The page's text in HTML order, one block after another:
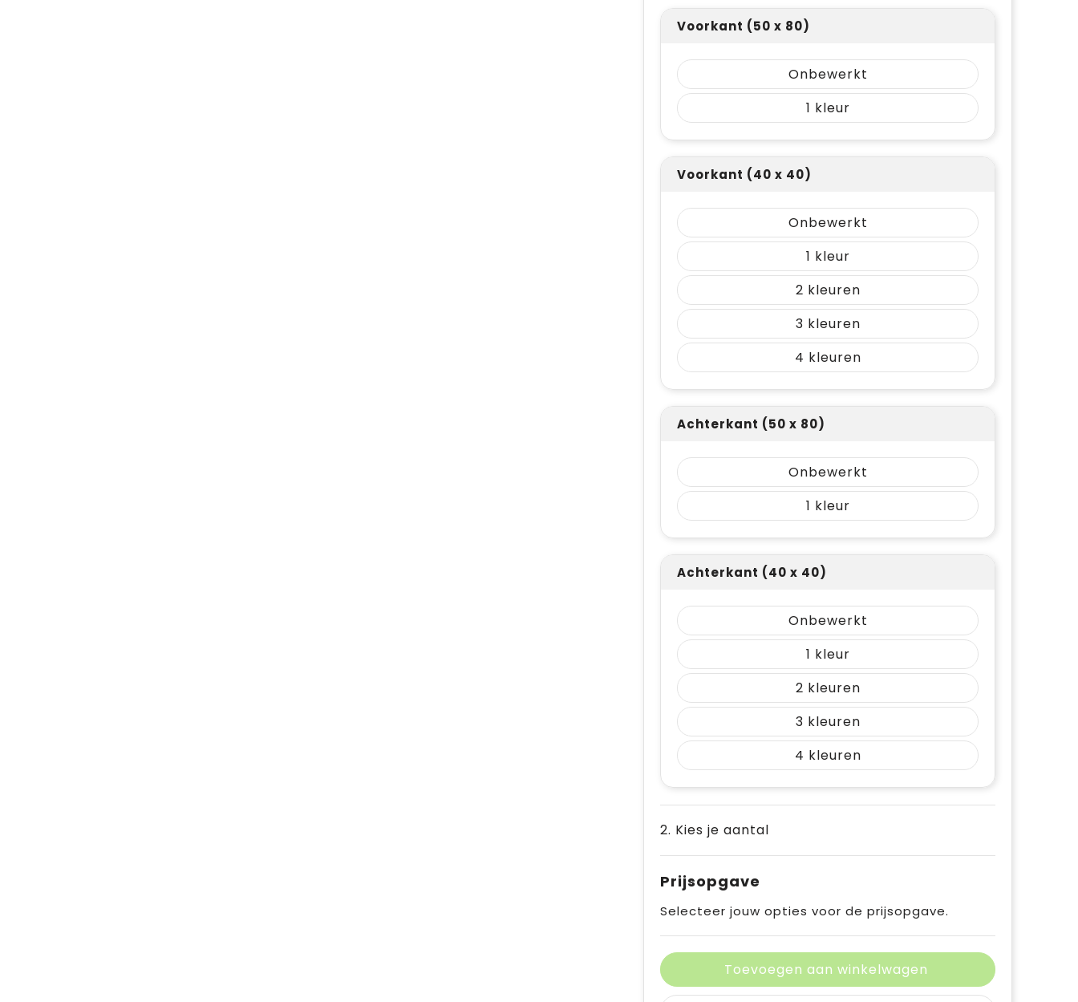
Voorkant (50 x 80)
Onbewerkt
1
Voorkant (40 x 40)
Onbewerkt
1
2
3
4
Achterkant (50 x 80)
Onbewerkt
1
Achterkant (40 x 40)
Onbewerkt
1
2
3
4
2. Kies je aantal
Prijsopgave
Selecteer jouw opties voor de prijsopgave.
Toevoegen aan winkelwagen